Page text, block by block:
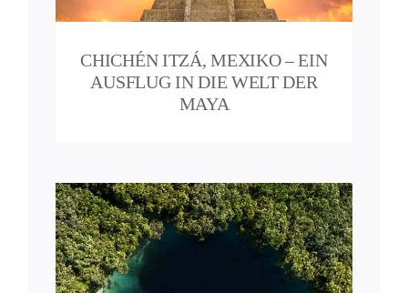
CHICHÉN ITZÁ, MEXIKO – EIN
AUSFLUG IN DIE WELT DER
MAYA